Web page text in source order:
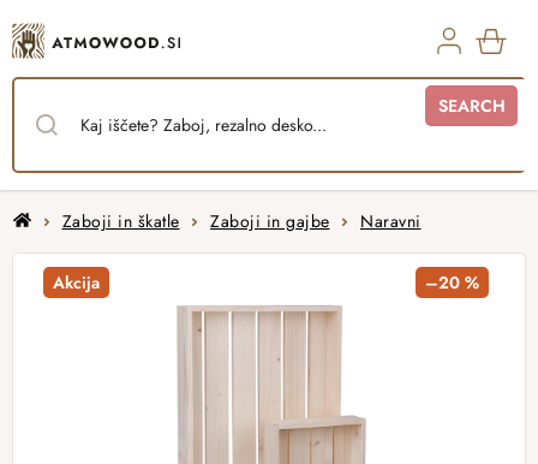
to
content
SEARCH
HomeZaboji in škatle Zaboji in gajbe Naravni
Akcija –20 %